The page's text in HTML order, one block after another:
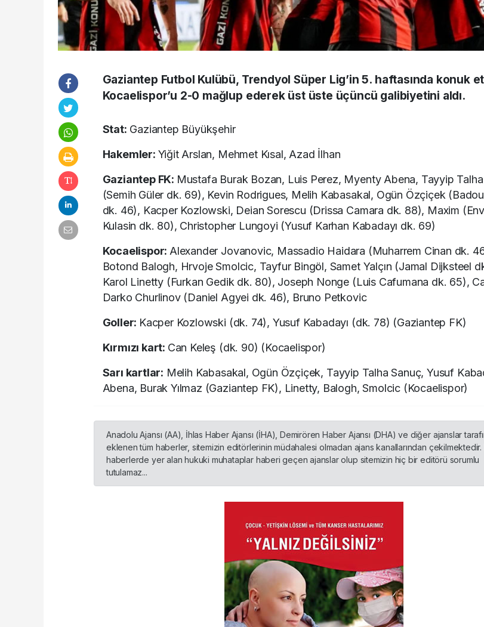
Gaziantep Futbol Kulübü, Trendyol Süper Lig’in 5. haftasında konuk
Kocaelispor’u 2-0 mağlup ederek üst üste üçüncü galibiyetini aldı.
Stat: Gaziantep Büyükşehir
Hakemler: Yiğit Arslan, Mehmet Kısal, Azad İlhan
Gaziantep FK: Mustafa Burak Bozan, Luis Perez, Myenty Abena, Tayyip
(Semih Güler dk. 69), Kevin Rodrigues, Melih Kabasakal, Ogün Özçiçek
dk. 46), Kacper Kozlowski, Deian Sorescu (Drissa Camara dk. 88), Maxim
Kulasin dk. 80), Christopher Lungoyi (Yusuf Karhan Kabadayı dk. 69)
Kocaelispor:Alexander Jovanovic, Massadio Haidara (Muharrem Cinan dk.
Botond Balogh, Hrvoje Smolcic, Tayfur Bingöl, Samet Yalçın (Jamal Dijksteel
Karol Linetty (Furkan Gedik dk. 80), Joseph Nonge (Luis Cafumana dk. 65),
Darko Churlinov (Daniel Agyei dk. 46), Bruno Petkovic
Goller: Kacper Kozlowski (dk. 74), Yusuf Kabadayı (dk. 78) (Gaziantep FK)
Kırmızı kart: Can Keleş (dk. 90) (Kocaelispor)
Sarı kartlar: Melih Kabasakal, Ogün Özçiçek, Tayyip Talha Sanuç, Yusuf
Abena, Burak Yılmaz (Gaziantep FK), Linetty, Balogh, Smolcic (Kocaelispor)
Anadolu Ajansı (AA), İhlas Haber Ajansı (İHA), Demirören Haber Ajansı (DHA) ve diğer ajanslar
eklenen tüm haberler, sitemizin editörlerinin müdahalesi olmadan ajans kanallarından çekilmektedir.
haberlerde yer alan hukuki muhataplar haberi geçen ajanslar olup sitemizin hiç bir editörü sorumlu
tutulamaz...